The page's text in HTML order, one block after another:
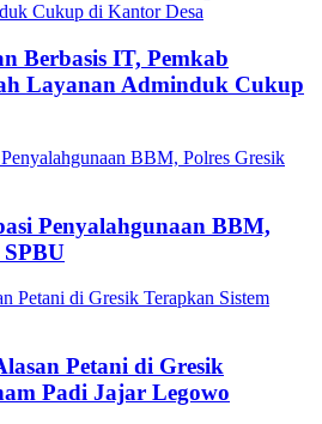
Berbasis IT, Pemkab
Layanan Adminduk Cukup
Penyalahgunaan BBM,
Petani di Gresik
Padi Jajar Legowo